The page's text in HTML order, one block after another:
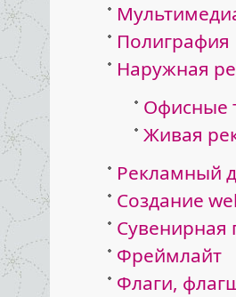
Полиграфия
Наружная
Офисные
Живая
Рекламный
Создание
Сувенирная
Фреймлайт
Флаги,